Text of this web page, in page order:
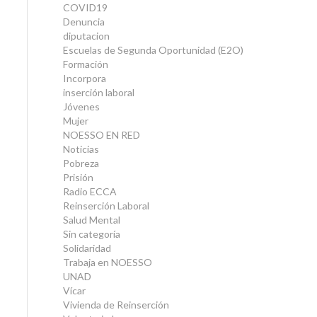
COVID19
Denuncia
diputacion
Escuelas de Segunda Oportunidad (E2O)
Formación
Incorpora
inserción laboral
Jóvenes
Mujer
NOESSO EN RED
Noticias
Pobreza
Prisión
Radio ECCA
Reinserción Laboral
Salud Mental
Sin categoría
Solidaridad
Trabaja en NOESSO
UNAD
Vícar
Vivienda de Reinserción